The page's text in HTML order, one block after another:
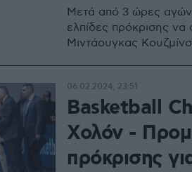
Μετά από 3 ώρες
ελπίδες πρόκρισης
Μιντάουγκας
Basketball
Χολόν -
πρόκρισης
06.02.2024, 23:51